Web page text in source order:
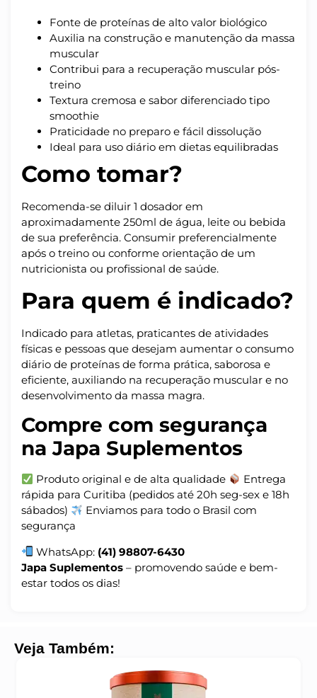
Fonte de proteínas de alto valor biológico
Auxilia na construção e manutenção da massa
muscular
Contribui para a recuperação muscular pós-
treino
Textura cremosa e sabor diferenciado tipo
smoothie
Praticidade no preparo e fácil dissolução
Ideal para uso diário em dietas equilibradas
Como tomar?
Recomenda-se diluir 1 dosador em
aproximadamente 250ml de água, leite ou bebida
de sua preferência. Consumir preferencialmente
após o treino ou conforme orientação de um
nutricionista ou profissional de saúde.
Para quem é indicado?
Indicado para atletas, praticantes de atividades
físicas e pessoas que desejam aumentar o consumo
diário de proteínas de forma prática, saborosa e
eficiente, auxiliando na recuperação muscular e no
desenvolvimento da massa magra.
Compre com segurança
na Japa Suplementos
Produto original e de alta qualidade
Entrega
rápida para Curitiba (pedidos até 20h seg-sex e 18h
sábados)
Enviamos para todo o Brasil com
segurança
WhatsApp: (41) 98807-6430
Japa Suplementos – promovendo saúde e bem-
estar todos os dias!
Veja Também: